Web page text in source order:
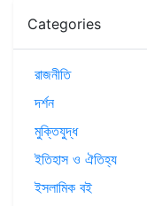
Categories
রাজনীতি
দর্শন
মুক্তিযুদ্ধ
ইতিহাস ও ঐতিহ্য
ইসলামিক বই